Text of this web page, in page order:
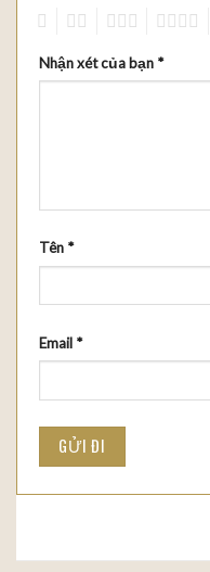
Nhận xét của bạn *
Tên *
Email *